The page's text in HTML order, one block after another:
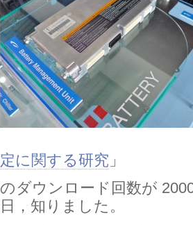
定に関する研究 」
のダウンロード回数が
日，知りました。